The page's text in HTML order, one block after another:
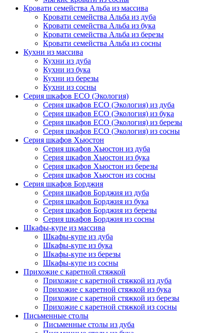
Кровати семейства Альба из массива
Кровати семейства Альба из дуба
Кровати семейства Альба из бука
Кровати семейства Альба из березы
Кровати семейства Альба из сосны
Кухни из массива
Кухни из дуба
Кухни из бука
Кухни из березы
Кухни из сосны
Серия шкафов ECO (Экология)
Серия шкафов ECO (Экология) из дуба
Серия шкафов ECO (Экология) из бука
Серия шкафов ECO (Экология) из березы
Серия шкафов ECO (Экология) из сосны
Серия шкафов Хьюстон
Серия шкафов Хьюстон из дуба
Серия шкафов Хьюстон из бука
Серия шкафов Хьюстон из березы
Серия шкафов Хьюстон из сосны
Серия шкафов Борджия
Серия шкафов Борджия из дуба
Серия шкафов Борджия из бука
Серия шкафов Борджия из березы
Серия шкафов Борджия из сосны
Шкафы-купе из массива
Шкафы-купе из дуба
Шкафы-купе из бука
Шкафы-купе из березы
Шкафы-купе из сосны
Прихожие с каретной стяжкой
Прихожие с каретной стяжкой из дуба
Прихожие с каретной стяжкой из бука
Прихожие с каретной стяжкой из березы
Прихожие с каретной стяжкой из сосны
Письменные столы
Письменные столы из дуба